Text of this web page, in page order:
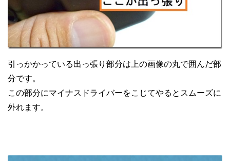
引っかかっている出っ張り部分は上の画像の丸で囲んだ部
分です。
この部分にマイナスドライバーをこじてやるとスムーズに
外れます。